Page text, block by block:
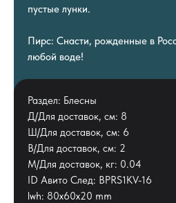
пустые лунки.
Пирс: Снасти, рожденные в
любой воде!
Раздел: Блесны
Д/Для доставок, см: 8
Ш/Для доставок, см: 6
В/Для доставок, см: 2
М/Для доставок, кг: 0.04
ID Авито След: BPRS1KV-16
lwh: 80x60x20 mm